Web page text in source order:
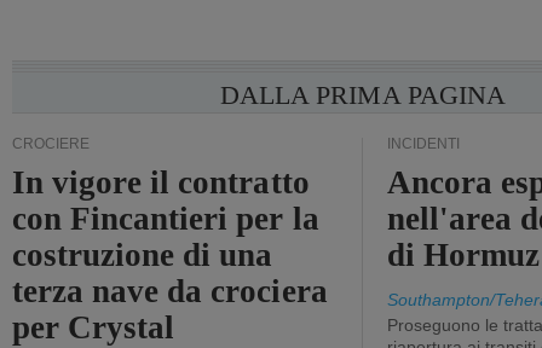
DALLA PRIMA PAGINA
CROCIERE
In vigore il contratto
con Fincantieri per la
costruzione di una
terza nave da crociera
per Crystal
INCIDENTI
Ancora
nell'area
di Hormuz
Southampton/
Proseguono le